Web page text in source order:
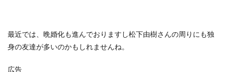
最近では、晩婚化も進んでおりますし松下由樹さんの周りにも独
身の友達が多いのかもしれませんね。
広告